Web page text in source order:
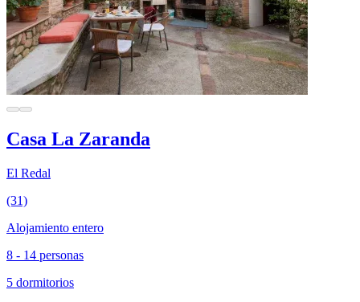
Casa La Zaranda
El Redal
(31)
Alojamiento entero
8 - 14 personas
5 dormitorios